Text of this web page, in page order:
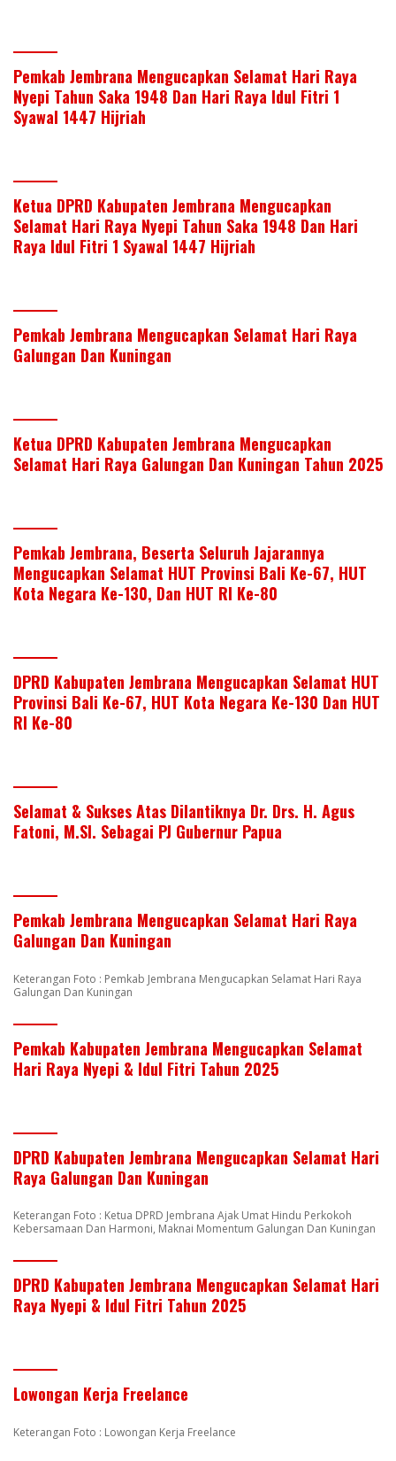
Pemkab Jembrana Mengucapkan Selamat Hari Raya
Nyepi Tahun Saka 1948 Dan Hari Raya Idul Fitri 1
Syawal 1447 Hijriah
Ketua DPRD Kabupaten Jembrana Mengucapkan
Selamat Hari Raya Nyepi Tahun Saka 1948 Dan Hari
Raya Idul Fitri 1 Syawal 1447 Hijriah
Pemkab Jembrana Mengucapkan Selamat Hari Raya
Galungan Dan Kuningan
Ketua DPRD Kabupaten Jembrana Mengucapkan
Selamat Hari Raya Galungan Dan Kuningan Tahun 2025
Pemkab Jembrana, Beserta Seluruh Jajarannya
Mengucapkan Selamat HUT Provinsi Bali Ke-67, HUT
Kota Negara Ke-130, Dan HUT RI Ke-80
DPRD Kabupaten Jembrana Mengucapkan Selamat HUT
Provinsi Bali Ke-67, HUT Kota Negara Ke-130 Dan HUT
RI Ke-80
Selamat & Sukses Atas Dilantiknya Dr. Drs. H. Agus
Fatoni, M.SI. Sebagai PJ Gubernur Papua
Pemkab Jembrana Mengucapkan Selamat Hari Raya
Galungan Dan Kuningan
Keterangan Foto : Pemkab Jembrana Mengucapkan Selamat Hari Raya
Galungan Dan Kuningan
Pemkab Kabupaten Jembrana Mengucapkan Selamat
Hari Raya Nyepi & Idul Fitri Tahun 2025
DPRD Kabupaten Jembrana Mengucapkan Selamat Hari
Raya Galungan Dan Kuningan
Keterangan Foto : Ketua DPRD Jembrana Ajak Umat Hindu Perkokoh
Kebersamaan Dan Harmoni, Maknai Momentum Galungan Dan Kuningan
DPRD Kabupaten Jembrana Mengucapkan Selamat Hari
Raya Nyepi & Idul Fitri Tahun 2025
Lowongan Kerja Freelance
Keterangan Foto : Lowongan Kerja Freelance